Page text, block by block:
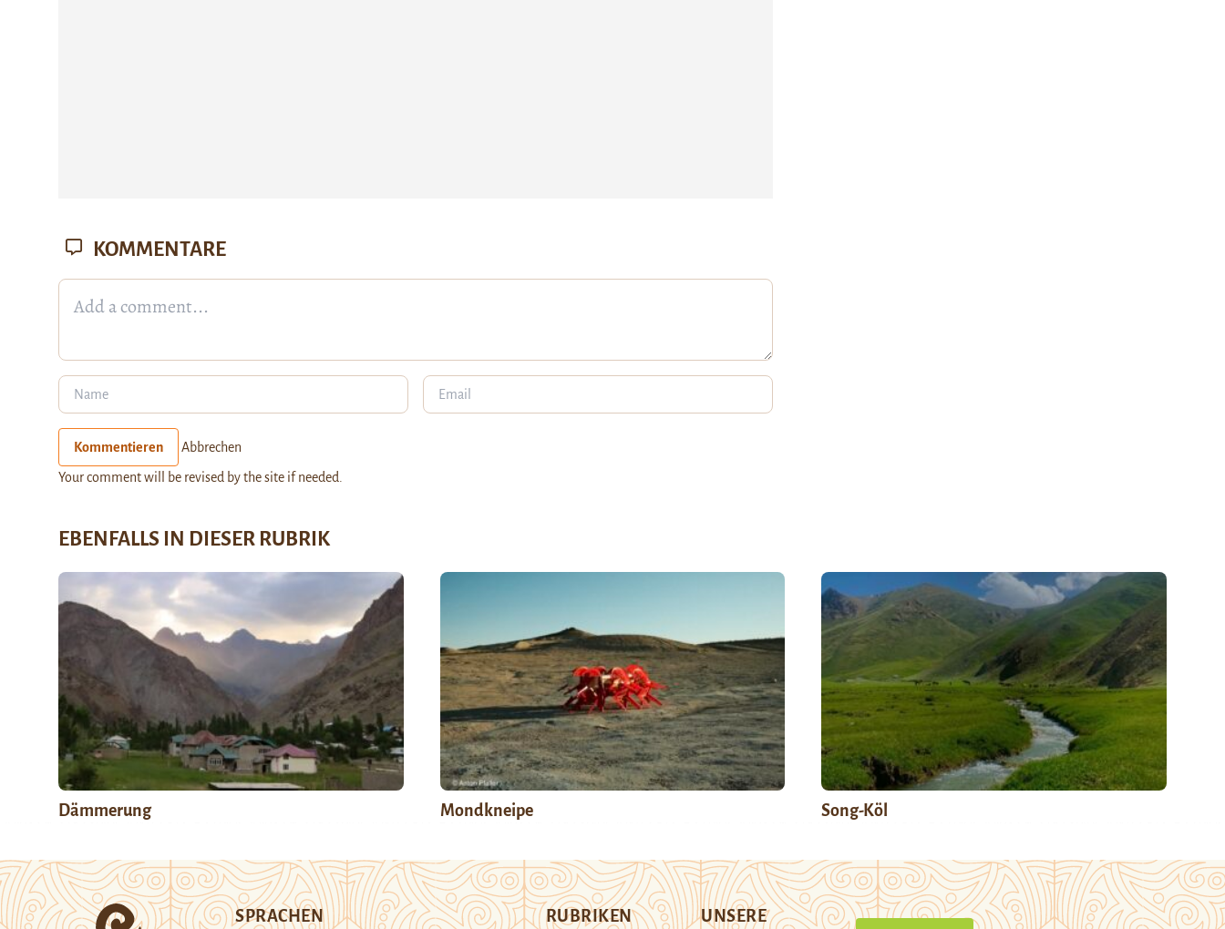
KOMMENTARE
Kommentieren Abbrechen
Your comment will be revised by the site if needed.
EBENFALLS IN DIESER RUBRIK
Dämmerung Mondkneipe Song-Köl
SPRACHEN RUBRIKEN UNSERE